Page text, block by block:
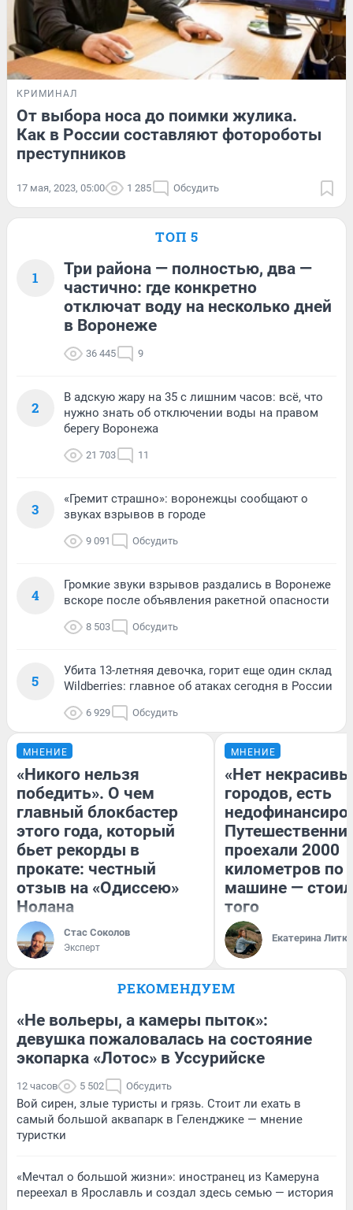
КРИМИНАЛ
От выбора носа до поимки жулика.
Как в России составляют фотороботы
преступников
17 мая, 2023, 05:00 1 285 Обсудить
ТОП 5
1
Три района — полностью, два —
частично: где конкретно
отключат воду на несколько дней
в Воронеже
36 445 9
2
В адскую жару на 35 с лишним часов: всё, что
нужно знать об отключении воды на правом
берегу Воронежа
21 703 11
3
«Гремит страшно»: воронежцы сообщают о
звуках взрывов в городе
9 091 Обсудить
4
Громкие звуки взрывов раздались в Воронеже
вскоре после объявления ракетной опасности
8 503 Обсудить
5
Убита 13-летняя девочка, горит еще один склад
Wildberries: главное об атаках сегодня в России
6 929 Обсудить
МНЕНИЕ
«Никого нельзя
победить». О чем
главный блокбастер
этого года, который
бьет рекорды в
прокате: честный
отзыв на «Одиссею»
Нолана
Стас Соколов
Эксперт
МНЕНИЕ
«Нет
городов, есть
проехали 2000
километров по
машине —
того
Екатерина
РЕКОМЕНДУЕМ
«Не вольеры, а камеры пыток»:
девушка пожаловалась на состояние
экопарка «Лотос» в Уссурийске
12 часов 5 502 Обсудить
Вой сирен, злые туристы и грязь. Стоит ли ехать в
самый большой аквапарк в Геленджике — мнение
туристки
«Мечтал о большой жизни»: иностранец из Камеруна
переехал в Ярославль и создал здесь семью — история